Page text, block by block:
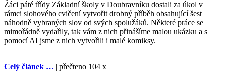
Žáci páté třídy Základní školy v Doubravníku dostali za úkol v
rámci slohového cvičení vytvořit drobný příběh obsahující šest
náhodně vybraných slov od svých spolužáků. Některé práce se
mimořádně vydařily, tak vám z nich přinášíme malou ukázku a s
pomocí AI jsme z nich vytvořili i malé komiksy.
Celý článek … | přečteno 104 x |